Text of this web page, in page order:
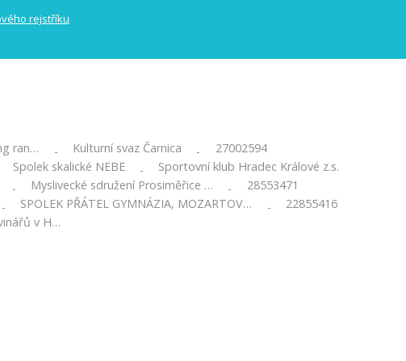
ran… - Kulturní svaz Čarnica -
27002594
Spolek skalické NEBE -
Sportovní klub Hradec Králové z.s.
- Myslivecké sdružení Prosiměřice … -
28553471
- SPOLEK PŘÁTEL GYMNÁZIA, MOZARTOV… -
22855416
v H…